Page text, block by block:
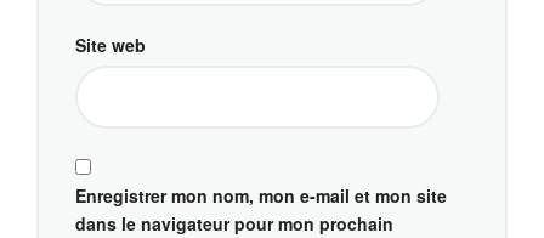
Site web
Enregistrer mon nom, mon e-mail et mon site
dans le navigateur pour mon prochain